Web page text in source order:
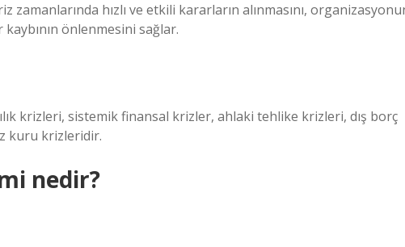
hızlı ve etkili kararların alınmasını,
önlenmesini sağlar.
krizleri, sistemik finansal krizler, ahlaki tehlike krizleri, dış borç
kuru krizleridir.
nedir?